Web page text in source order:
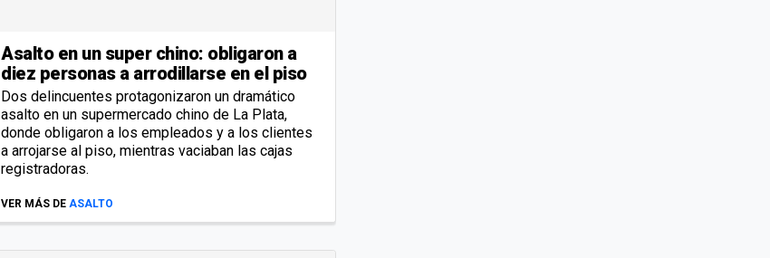
Asalto en un super chino: obligaron a
diez personas a arrodillarse en el piso
Dos delincuentes protagonizaron un dramático
asalto en un supermercado chino de La Plata,
donde obligaron a los empleados y a los clientes
a arrojarse al piso, mientras vaciaban las cajas
registradoras.
VER MÁS DE ASALTO